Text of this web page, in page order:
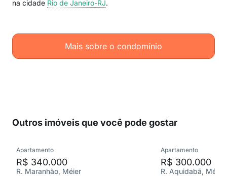
na cidade Rio de Janeiro-RJ.
Mais sobre o condomínio
Outros imóveis que você pode gostar
Apartamento
R$ 340.000
R. Maranhão, Méier
Apartamento
R$ 300.000
R. Aquidabã, Méier